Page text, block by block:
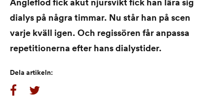
dialys på några timmar. Nu står han på scen
varje kväll igen. Och regissören får anpassa
repetitionerna efter hans dialystider.
Dela artikeln: